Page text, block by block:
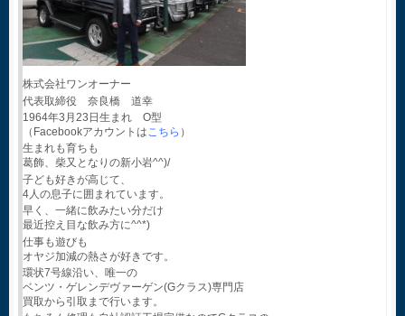
株式会社ワンオーナー
代表取締役 奈良橋 道幸
1964年3月23日生まれ O型
（Facebookアカウントはこちら ）
生まれも育ちも
葛飾、柴又となりの新小岩^^)/
子ども好きが高じて、
4人の息子に囲まれています。
早く、一緒に飲みたい分だけ
最近控え目な飲み方に^^*)
仕事も遊びも
オヤジ加減の熱さが好きです。
環状7号線沿い、唯一の
ベンツ・ゲレンデヴァーゲン(Gクラス)専門店
買取から引取まで行います。